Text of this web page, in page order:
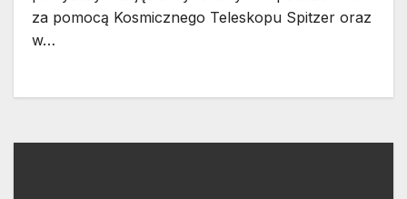
za pomocą Kosmicznego Teleskopu Spitzer oraz
w…